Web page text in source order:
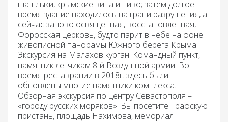
шашлыки, крымские вина и пиво; затем долгое
время здание находилось на грани разрушения, а
сейчас заново освященная, восстановленная,
Форосская церковь, будто парит в небе на фоне
живописной панорамы Южного берега Крыма.
Экскурсия на Малахов курган: Командный пункт,
памятник летчикам 8-й Воздушной армии. Во
время реставрации в 2018г. здесь были
обновлены многие памятники комплекса.
Обзорная экскурсия по центру Севастополя –
«городу русских моряков». Вы посетите Графскую
пристань, площадь Нахимова, мемориал